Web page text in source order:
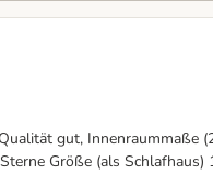
gut, Innenraummaße
Größe (als